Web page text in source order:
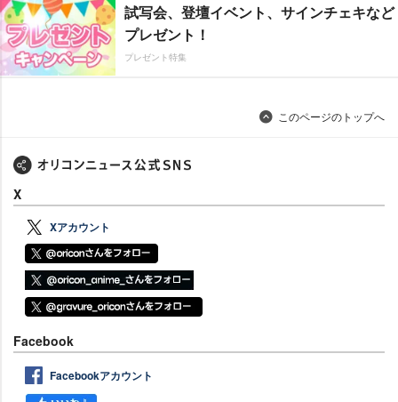
試写会、登壇イベント、サインチェキなど
プレゼント！
プレゼント特集
このページのトップへ
X
Xアカウント
Facebook
Facebookアカウント